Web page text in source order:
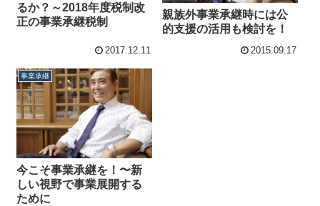
るか？～2018年度税制改
正の事業承継税制
2017.12.11
親族外事業承継時には公
的支援の活用も検討を！
2015.09.17
事業承継
今こそ事業承継を！〜新
しい視野で事業展開する
ために